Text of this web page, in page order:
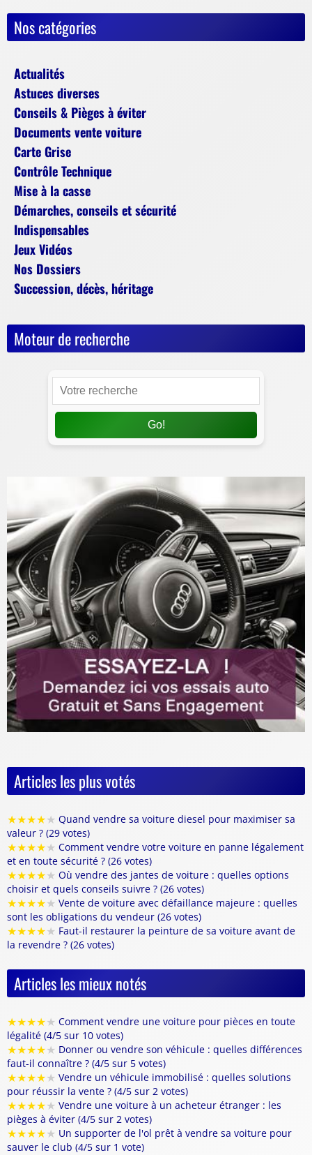
Nos catégories
Actualités
Astuces diverses
Conseils & Pièges à éviter
Documents vente voiture
Carte Grise
Contrôle Technique
Mise à la casse
Démarches, conseils et sécurité
Indispensables
Jeux Vidéos
Nos Dossiers
Succession, décès, héritage
Moteur de recherche
Go!
Articles les plus votés
★★★★★ Quand vendre sa voiture diesel pour maximiser sa
valeur ? (29 votes)
★★★★★ Comment vendre votre voiture en panne légalement
et en toute sécurité ? (26 votes)
★★★★★ Où vendre des jantes de voiture : quelles options
choisir et quels conseils suivre ? (26 votes)
★★★★★ Vente de voiture avec défaillance majeure : quelles
sont les obligations du vendeur (26 votes)
★★★★★ Faut-il restaurer la peinture de sa voiture avant de
la revendre ? (26 votes)
Articles les mieux notés
★★★★★ Comment vendre une voiture pour pièces en toute
légalité (4/5 sur 10 votes)
★★★★★ Donner ou vendre son véhicule : quelles différences
faut-il connaître ? (4/5 sur 5 votes)
★★★★★ Vendre un véhicule immobilisé : quelles solutions
pour réussir la vente ? (4/5 sur 2 votes)
★★★★★ Vendre une voiture à un acheteur étranger : les
pièges à éviter (4/5 sur 2 votes)
★★★★★ Un supporter de l'ol prêt à vendre sa voiture pour
sauver le club (4/5 sur 1 vote)